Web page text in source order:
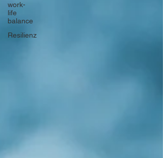
work-
life
balance
Resilienz